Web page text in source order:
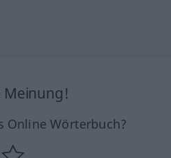
Meinung!
Online Wörterbuch?